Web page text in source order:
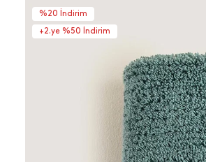
%20 İndirim
+2.ye %50 İndirim